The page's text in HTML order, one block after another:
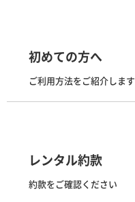
初めての方へ
ご利用方法をご紹介します
レンタル約款
約款をご確認ください